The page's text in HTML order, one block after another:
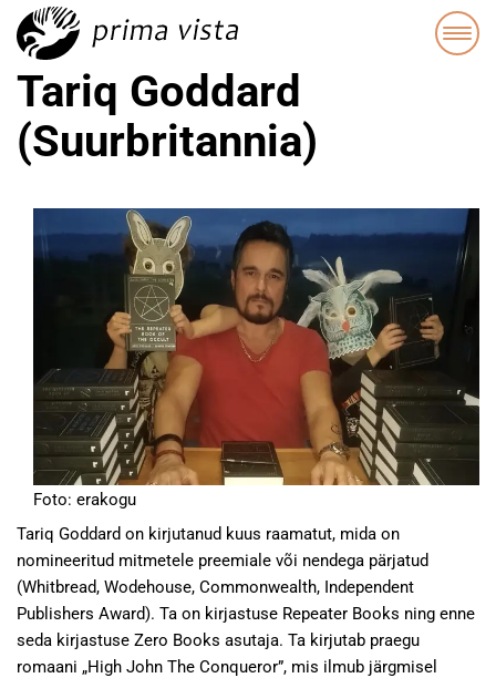
Tariq Goddard
(Suurbritannia)
Foto: erakogu
Tariq Goddard on kirjutanud kuus raamatut, mida on
nomineeritud mitmetele preemiale või nendega pärjatud
(Whitbread, Wodehouse, Commonwealth, Independent
Publishers Award). Ta on kirjastuse Repeater Books ning enne
seda kirjastuse Zero Books asutaja. Ta kirjutab praegu
romaani „High John The Conqueror”, mis ilmub järgmisel